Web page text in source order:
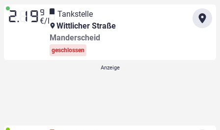
2.19 9
€/l
Tankstelle
Wittlicher Straße
Manderscheid
geschlossen